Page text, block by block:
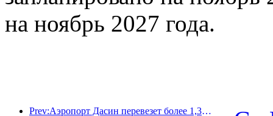
на ноябрь 2027 года.
Prev:Аэропорт Дасин перевезет более 1,3 миллиона пассажиров в период празднования Дня независимости в 2025 году.